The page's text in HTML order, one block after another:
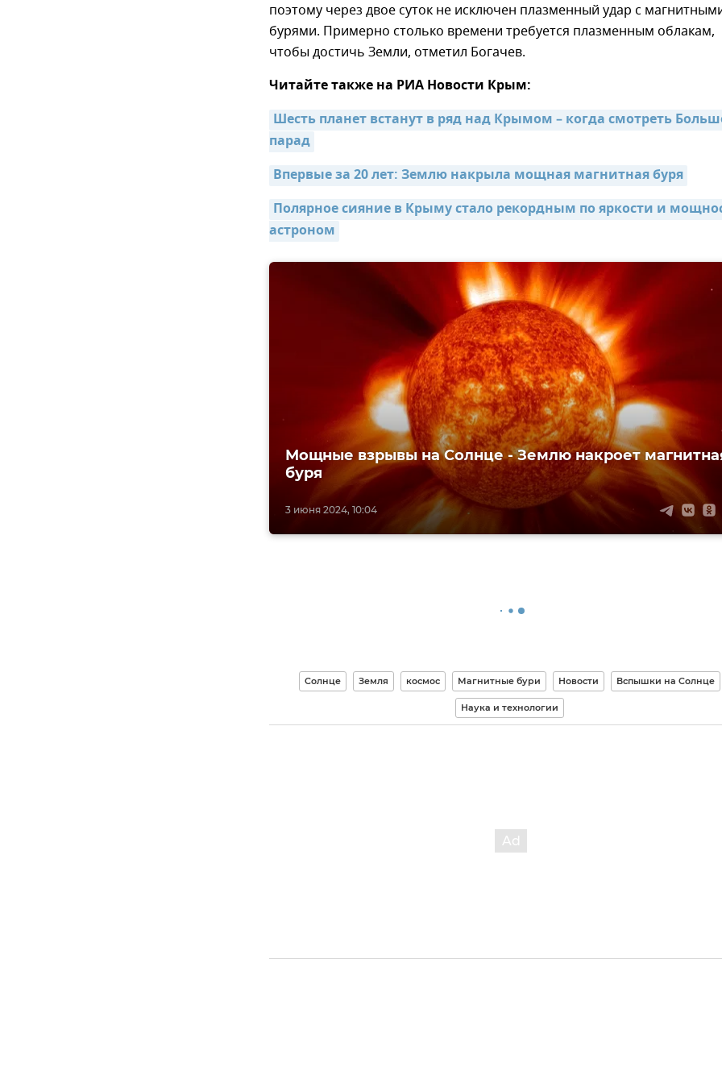
поэтому через двое суток не исключен плазменный удар с
бурями. Примерно столько времени требуется плазменным облакам,
чтобы достичь Земли, отметил Богачев.
Читайте также на РИА Новости Крым:
Шесть планет встанут в ряд над Крымом – когда смотреть
парад
Впервые за 20 лет: Землю накрыла мощная магнитная буря
Полярное сияние в Крыму стало рекордным по яркости и
астроном
3 июня 2024, 10:04
Мощные взрывы на Солнце - Землю накроет
буря
Солнце Земля космос Магнитные бури Новости Вспышки на Солнце
Наука и технологии